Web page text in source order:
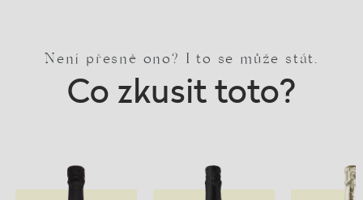
Není přesně ono? I to se může stát.
Co zkusit toto?